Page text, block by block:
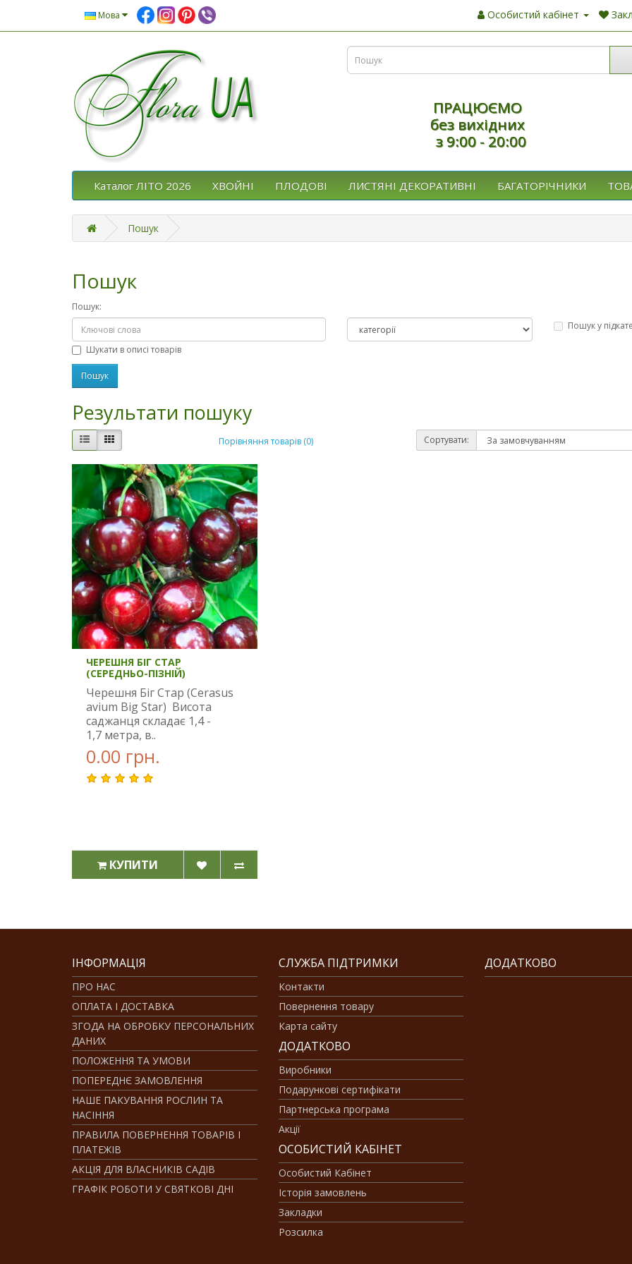
Мова Особистий кабінет
ПРАЦЮЄМО
без вихідних
з 9:00 - 20:00
Каталог ЛІТО 2026 ХВОЙНІ ПЛОДОВІ ЛИСТЯНІ ДЕКОРАТИВНІ БАГАТОРІЧНИКИ
Пошук
Пошук
Пошук:
Пошук у
Шукати в описі товарів
Результати пошуку
Порівняння товарів (0) Сортувати:
ЧЕРЕШНЯ БІГ СТАР
(СЕРЕДНЬО-ПІЗНІЙ)
Черешня Біг Стар (Cerasus
avium Big Star) Висота
саджанця складає 1,4 -
1,7 метра, в..
0.00 грн.
КУПИТИ
ІНФОРМАЦІЯ
ПРО НАС
ОПЛАТА І ДОСТАВКА
ЗГОДА НА ОБРОБКУ ПЕРСОНАЛЬНИХ
ДАНИХ
ПОЛОЖЕННЯ ТА УМОВИ
ПОПЕРЕДНЄ ЗАМОВЛЕННЯ
НАШЕ ПАКУВАННЯ РОСЛИН ТА
НАСІННЯ
ПРАВИЛА ПОВЕРНЕННЯ ТОВАРІВ І
ПЛАТЕЖІВ
АКЦІЯ ДЛЯ ВЛАСНИКІВ САДІВ
ГРАФІК РОБОТИ У СВЯТКОВІ ДНІ
СЛУЖБА ПІДТРИМКИ
Контакти
Повернення товару
Карта сайту
ДОДАТКОВО
Виробники
Подарункові сертифікати
Партнерська програма
Акції
ОСОБИСТИЙ КАБІНЕТ
Особистий Кабінет
Історія замовлень
Закладки
Розсилка
ДОДАТКОВО